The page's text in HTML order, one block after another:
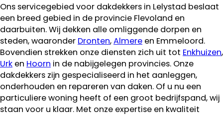
Ons servicegebied voor dakdekkers in Lelystad beslaat
een breed gebied in de provincie Flevoland en
daarbuiten. Wij dekken alle omliggende dorpen en
steden, waaronder Dronten,Almere en Emmeloord.
Bovendien strekken onze diensten zich uit tot Enkhuizen,
Urk en Hoorn in de nabijgelegen provincies. Onze
dakdekkers zijn gespecialiseerd in het aanleggen,
onderhouden en repareren van daken. Of u nu een
particuliere woning heeft of een groot bedrijfspand, wij
staan voor u klaar. Met onze expertise en kwaliteit